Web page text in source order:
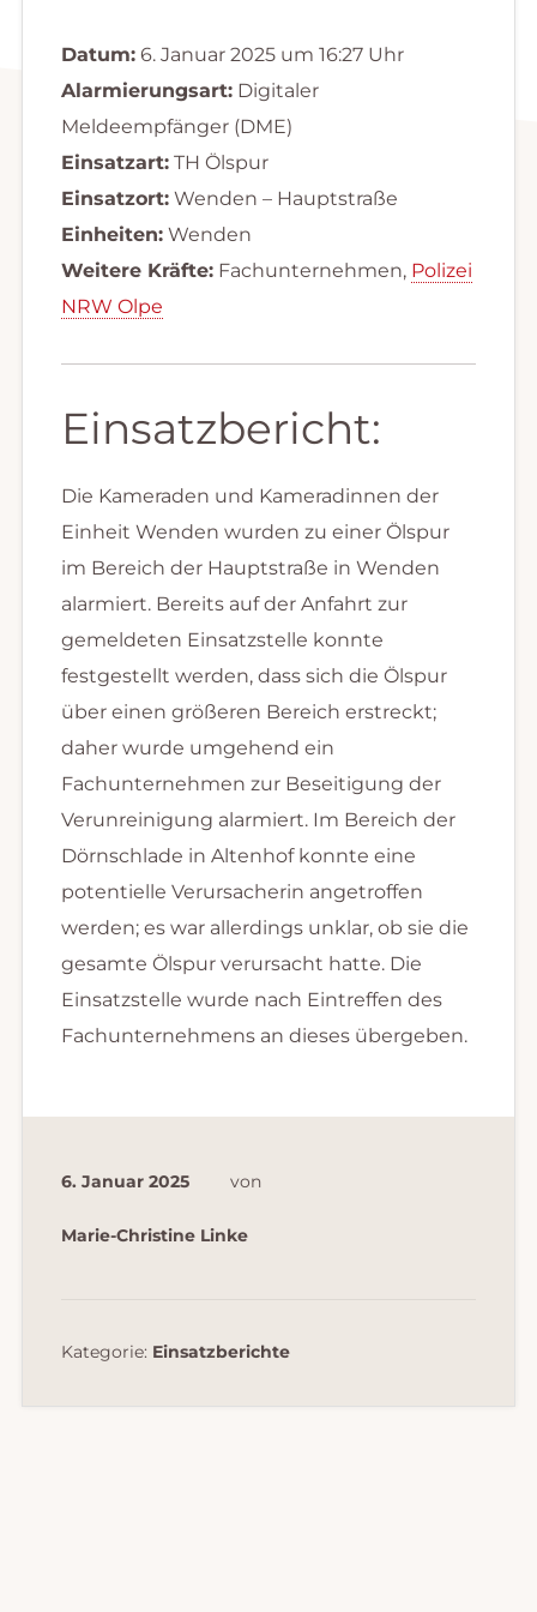
Datum:6. Januar 2025 um 16:27 Uhr
Alarmierungsart:Digitaler
Meldeempfänger (DME)
Einsatzart:TH Ölspur
Einsatzort:Wenden – Hauptstraße
Einheiten:Wenden
Weitere Kräfte:Fachunternehmen, Polizei
NRW Olpe
Einsatzbericht:
Die Kameraden und Kameradinnen der
Einheit Wenden wurden zu einer Ölspur
im Bereich der Hauptstraße in Wenden
alarmiert. Bereits auf der Anfahrt zur
gemeldeten Einsatzstelle konnte
festgestellt werden, dass sich die Ölspur
über einen größeren Bereich erstreckt;
daher wurde umgehend ein
Fachunternehmen zur Beseitigung der
Verunreinigung alarmiert. Im Bereich der
Dörnschlade in Altenhof konnte eine
potentielle Verursacherin angetroffen
werden; es war allerdings unklar, ob sie die
gesamte Ölspur verursacht hatte. Die
Einsatzstelle wurde nach Eintreffen des
Fachunternehmens an dieses übergeben.
6. Januar 2025 von
Marie-Christine Linke
Kategorie: Einsatzberichte